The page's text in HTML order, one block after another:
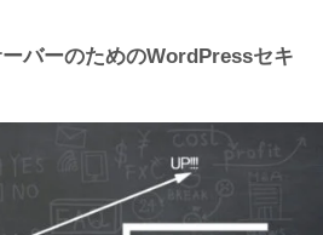
バーのためのWordPressセキ